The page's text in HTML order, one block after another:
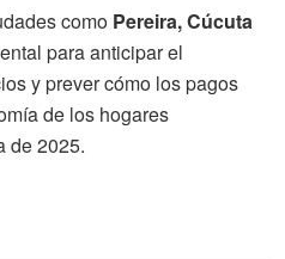
como Pereira, Cúcuta
para anticipar el
y prever cómo los pagos
de los hogares
de 2025.